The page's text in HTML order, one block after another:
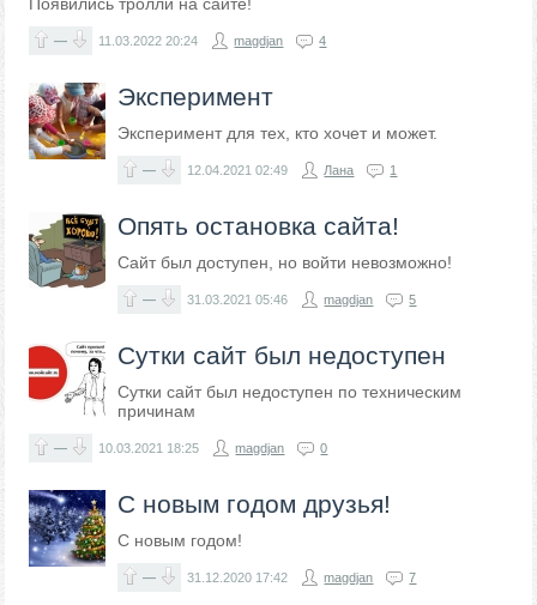
— 11.03.202220:24 magdjan 4
Эксперимент
Эксперимент для тех, кто хочет и может.
— 12.04.202102:49 Лана 1
Опять остановка сайта!
Сайт был доступен, но войти невозможно!
— 31.03.202105:46 magdjan 5
Сутки сайт был недоступен
Сутки сайт был недоступен по техническим
причинам
— 10.03.2021 18:25 magdjan 0
С новым годом друзья!
С новым годом!
— 31.12.2020 17:42 magdjan 7